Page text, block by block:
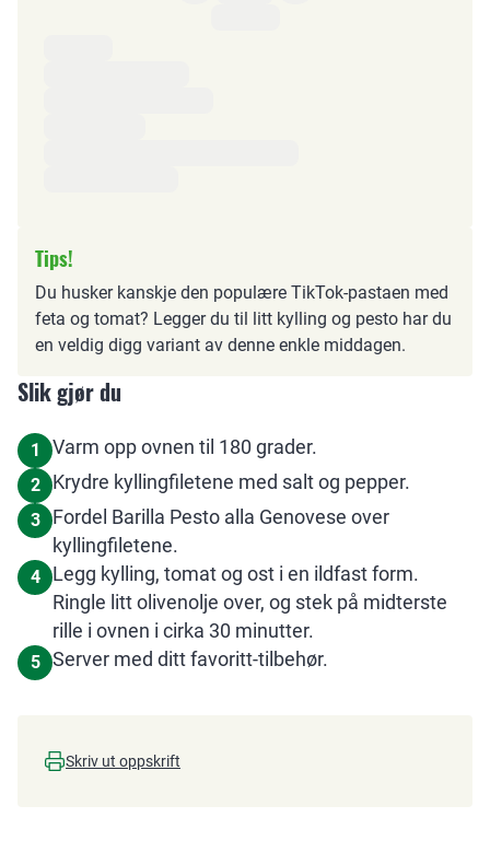
Tips!
Du husker kanskje den populære TikTok-pastaen med
feta og tomat? Legger du til litt kylling og pesto har du
en veldig digg variant av denne enkle middagen.
Slik gjør du
1 Varm opp ovnen til 180 grader.
2 Krydre kyllingfiletene med salt og pepper.
3
Fordel Barilla Pesto alla Genovese over
kyllingfiletene.
4
Legg kylling, tomat og ost i en ildfast form.
Ringle litt olivenolje over, og stek på midterste
rille i ovnen i cirka 30 minutter.
5 Server med ditt favoritt-tilbehør.
Skriv ut oppskrift